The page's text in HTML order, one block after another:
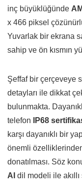
inç büyüklüğünde
x 466 piksel
Yuvarlak bir ekrana
sahip ve ön kısmın
Şeffaf bir çerçeveye
detayları ile dikkat
bulunmakta.
telefon IP68
karşı dayanıklı bir
önemli
donatılması. Söz
AI dil modeli ile